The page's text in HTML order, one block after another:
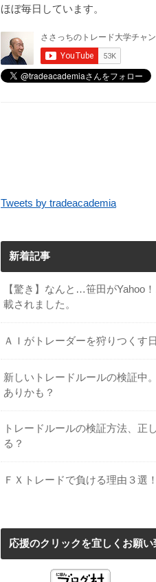
ほぼ毎日しています。
Tweets by tradeacademia
新着記事
【驚き】なんと…笹田がYahoo
載されました。
ＡＩがトレーダーを狩りつくす
新しいトレードルールの検証中
ありかも？
トレードルールの検証方法、正
る？
ＦＸトレードで負ける理由３選！
応援のクリックを宜しくお願い